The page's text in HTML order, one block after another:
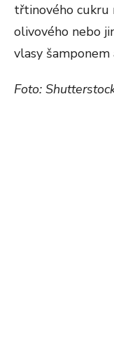
třtinového cukru
olivového nebo
vlasy
Foto: